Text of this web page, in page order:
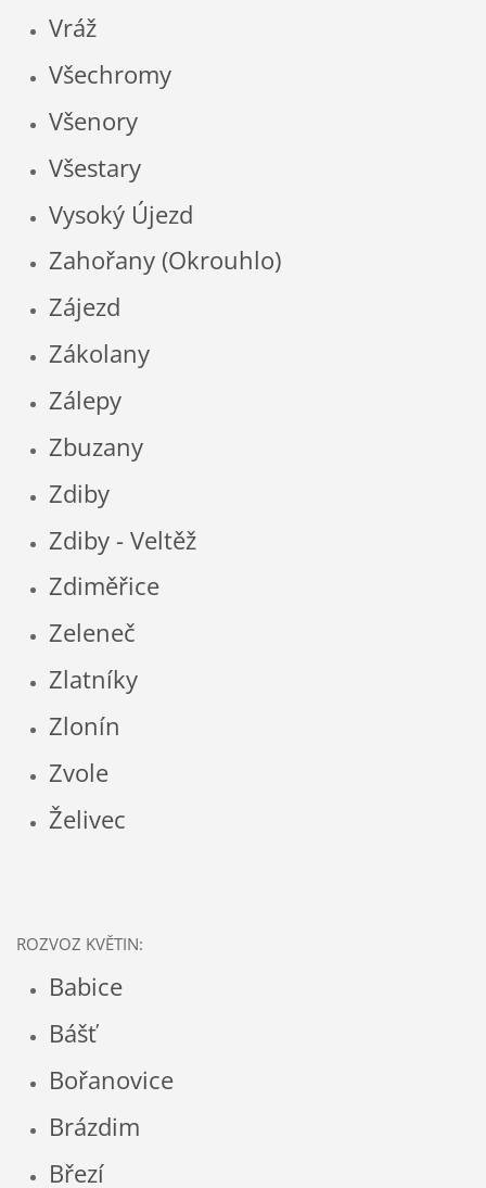
Vráž
Všechromy
Všenory
Všestary
Vysoký Újezd
Zahořany (Okrouhlo)
Zájezd
Zákolany
Zálepy
Zbuzany
Zdiby
Zdiby - Veltěž
Zdiměřice
Zeleneč
Zlatníky
Zlonín
Zvole
Želivec
ROZVOZ KVĚTIN:
Babice
Bášť
Bořanovice
Brázdim
Březí